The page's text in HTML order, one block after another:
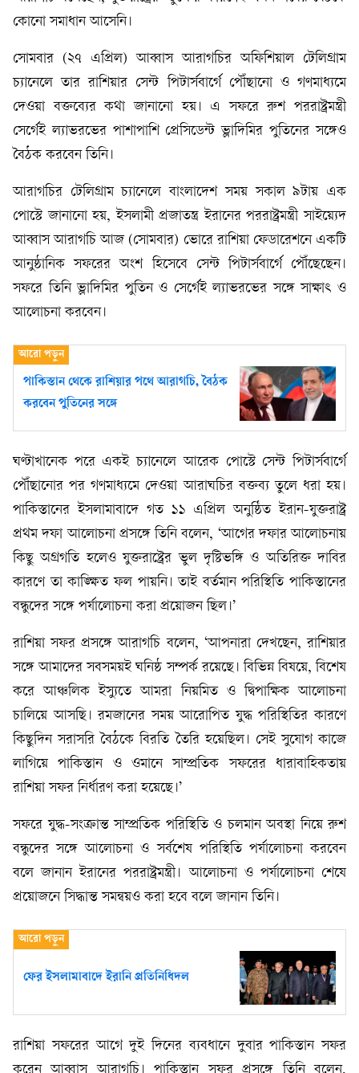
কোনো সমাধান আসেনি।
সোমবার (২৭ এপ্রিল) আব্বাস আরাগচির অফিশিয়াল টেলিগ্রাম
চ্যানেলে তার রাশিয়ার সেন্ট পিটার্সবার্গে পৌঁছানো ও গণমাধ্যমে
দেওয়া বক্তব্যের কথা জানানো হয়। এ সফরে রুশ পররাষ্ট্রমন্ত্রী
সের্গেই ল্যাভরভের পাশাপাশি প্রেসিডেন্ট ভ্লাদিমির পুতিনের সঙ্গেও
বৈঠক করবেন তিনি।
আরাগচির টেলিগ্রাম চ্যানেলে বাংলাদেশ সময় সকাল ৯টায় এক
পোস্টে জানানো হয়, ইসলামী প্রজাতন্ত্র ইরানের পররাষ্ট্রমন্ত্রী সাইয়্যেদ
আব্বাস আরাগচি আজ (সোমবার) ভোরে রাশিয়া ফেডারেশনে একটি
আনুষ্ঠানিক সফরের অংশ হিসেবে সেন্ট পিটার্সবার্গে পৌঁছেছেন।
সফরে তিনি ভ্লাদিমির পুতিন ও সের্গেই ল্যাভরভের সঙ্গে সাক্ষাৎ ও
আলোচনা করবেন।
পাকিস্তান থেকে রাশিয়ার পথে আরাগচি, বৈঠক
করবেন পুতিনের সঙ্গে
ঘণ্টাখানেক পরে একই চ্যানেলে আরেক পোস্টে সেন্ট পিটার্সবার্গে
পৌঁছানোর পর গণমাধ্যমে দেওয়া আরাঘচির বক্তব্য তুলে ধরা হয়।
পাকিস্তানের ইসলামাবাদে গত ১১ এপ্রিল অনুষ্ঠিত ইরান-যুক্তরাষ্ট্র
প্রথম দফা আলোচনা প্রসঙ্গে তিনি বলেন, ‘আগের দফার আলোচনায়
কিছু অগ্রগতি হলেও যুক্তরাষ্ট্রের ভুল দৃষ্টিভঙ্গি ও অতিরিক্ত দাবির
কারণে তা কাঙ্ক্ষিত ফল পায়নি। তাই বর্তমান পরিস্থিতি পাকিস্তানের
বন্ধুদের সঙ্গে পর্যালোচনা করা প্রয়োজন ছিল।’
রাশিয়া সফর প্রসঙ্গে আরাগচি বলেন, ‘আপনারা দেখছেন, রাশিয়ার
সঙ্গে আমাদের সবসময়ই ঘনিষ্ঠ সম্পর্ক রয়েছে। বিভিন্ন বিষয়ে, বিশেষ
করে আঞ্চলিক ইস্যুতে আমরা নিয়মিত ও দ্বিপাক্ষিক আলোচনা
চালিয়ে আসছি। রমজানের সময় আরোপিত যুদ্ধ পরিস্থিতির কারণে
কিছুদিন সরাসরি বৈঠকে বিরতি তৈরি হয়েছিল। সেই সুযোগ কাজে
লাগিয়ে পাকিস্তান ও ওমানে সাম্প্রতিক সফরের ধারাবাহিকতায়
রাশিয়া সফর নির্ধারণ করা হয়েছে।’
সফরে যুদ্ধ-সংক্রান্ত সাম্প্রতিক পরিস্থিতি ও চলমান অবস্থা নিয়ে রুশ
বন্ধুদের সঙ্গে আলোচনা ও সর্বশেষ পরিস্থিতি পর্যালোচনা করবেন
বলে জানান ইরানের পররাষ্ট্রমন্ত্রী। আলোচনা ও পর্যালোচনা শেষে
প্রয়োজনে সিদ্ধান্ত সমন্বয়ও করা হবে বলে জানান তিনি।
ফের ইসলামাবাদে ইরানি প্রতিনিধিদল
রাশিয়া সফরের আগে দুই দিনের ব্যবধানে দুবার পাকিস্তান সফর